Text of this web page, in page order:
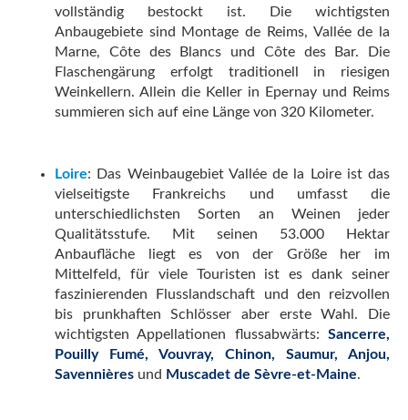
vollständig bestockt ist. Die wichtigsten
Anbaugebiete sind Montage de Reims, Vallée de la
Marne, Côte des Blancs und Côte des Bar. Die
Flaschengärung erfolgt traditionell in riesigen
Weinkellern. Allein die Keller in Epernay und Reims
summieren sich auf eine Länge von 320 Kilometer.
Loire: Das Weinbaugebiet Vallée de la Loire ist das
vielseitigste Frankreichs und umfasst die
unterschiedlichsten Sorten an Weinen jeder
Qualitätsstufe. Mit seinen 53.000 Hektar
Anbaufläche liegt es von der Größe her im
Mittelfeld, für viele Touristen ist es dank seiner
faszinierenden Flusslandschaft und den reizvollen
bis prunkhaften Schlösser aber erste Wahl. Die
wichtigsten Appellationen flussabwärts: Sancerre,
Pouilly Fumé, Vouvray, Chinon, Saumur, Anjou,
Savennières und Muscadet de Sèvre-et-Maine.